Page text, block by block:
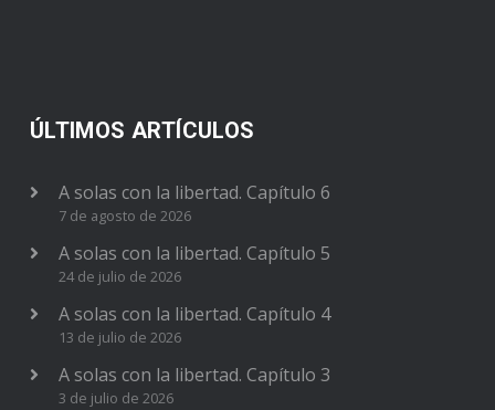
ÚLTIMOS ARTÍCULOS
A solas con la libertad. Capítulo 6
7 de agosto de 2026
A solas con la libertad. Capítulo 5
24 de julio de 2026
A solas con la libertad. Capítulo 4
13 de julio de 2026
A solas con la libertad. Capítulo 3
3 de julio de 2026